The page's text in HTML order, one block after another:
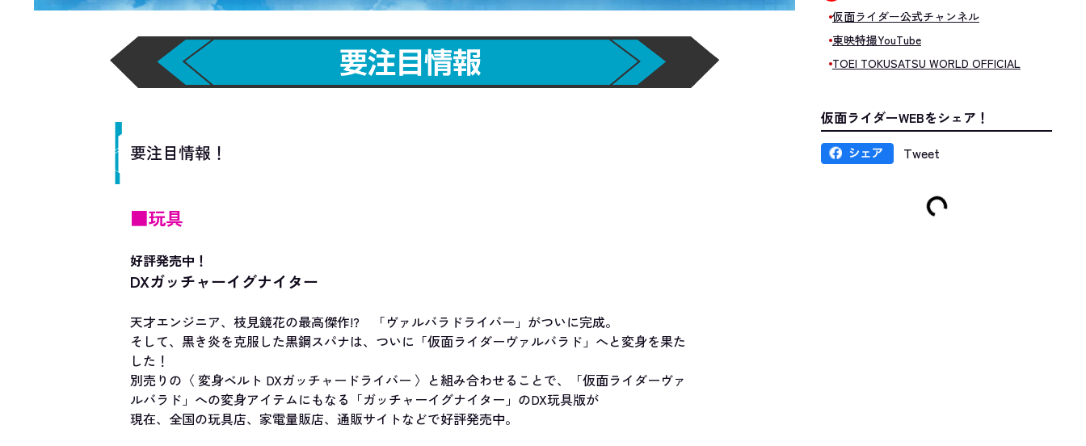
要注目情報！
■玩具
好評発売中！
DXガッチャーイグナイター
天才エンジニア、枝見鏡花の最高傑作!? 「ヴァルバラドライバー」がついに完成。
そして、黒き炎を克服した黒鋼スパナは、ついに「仮面ライダーヴァルバラド」へと変身を果た
した！
別売りの〈 変身ベルト DXガッチャードライバー 〉と組み合わせることで、「仮面ライダーヴァ
ルバラド」への変身アイテムにもなる「ガッチャーイグナイター」のDX玩具版が
現在、全国の玩具店、家電量販店、通販サイトなどで好評発売中。
仮面ライダー公式チャンネル
東映特撮YouTube
TOEI TOKUSATSU WORLD OFFICIAL
仮面ライダーWEBをシェア！
Tweet